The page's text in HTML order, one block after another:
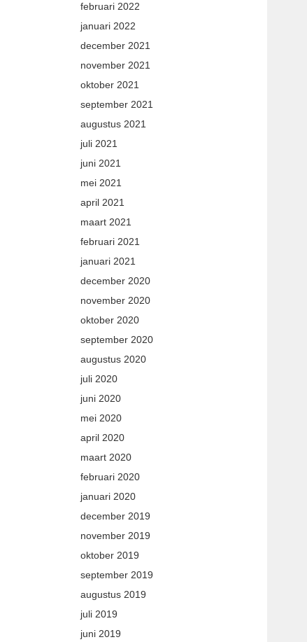
februari 2022
januari 2022
december 2021
november 2021
oktober 2021
september 2021
augustus 2021
juli 2021
juni 2021
mei 2021
april 2021
maart 2021
februari 2021
januari 2021
december 2020
november 2020
oktober 2020
september 2020
augustus 2020
juli 2020
juni 2020
mei 2020
april 2020
maart 2020
februari 2020
januari 2020
december 2019
november 2019
oktober 2019
september 2019
augustus 2019
juli 2019
juni 2019